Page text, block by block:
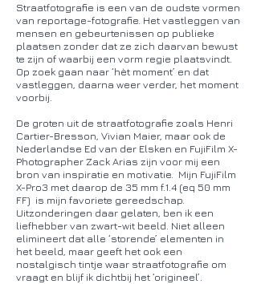
Straatfotografie is een van de oudste vormen
van reportage-fotografie. Het vastleggen van
mensen en gebeurtenissen op publieke
plaatsen zonder dat ze zich daarvan bewust
te zijn of waarbij een vorm regie plaatsvindt.
Op zoek gaan naar ‘hèt moment’ en dat
vastleggen, daarna weer verder, het moment
voorbij.
De groten uit de straatfotografie zoals Henri
Cartier-Bresson, Vivian Maier, maar ook de
Nederlandse Ed van der Elsken en FujiFilm X-
Photographer Zack Arias zijn voor mij een
bron van inspiratie en motivatie. Mijn FujiFilm
X-Pro3 met daarop de 35 mm f.1.4 (eq 50 mm
FF) is mijn favoriete gereedschap.
Uitzonderingen daar gelaten, ben ik een
liefhebber van zwart-wit beeld. Niet alleen
elimineert dat alle ‘storende’ elementen in
het beeld, maar geeft het ook een
nostalgisch tintje waar straatfotografie om
vraagt en blijf ik dichtbij het ‘origineel’.